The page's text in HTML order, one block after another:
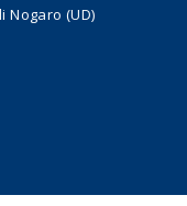
Nogaro (UD)